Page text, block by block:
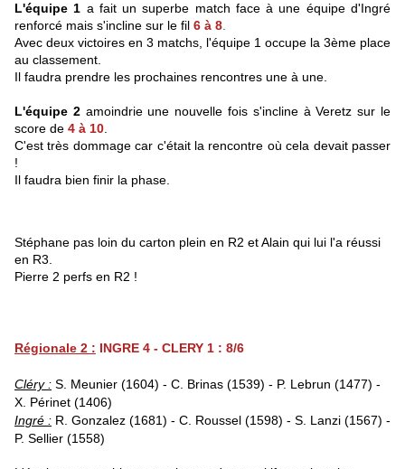
L'équipe 1 a fait un superbe match face à une équipe d'Ingré
renforcé mais s'incline sur le fil 6 à 8
Avec deux victoires en 3 matchs, l'équipe 1 occupe la 3ème place
au classement.
Il faudra prendre les prochaines rencontres une à une.
L'équipe 2amoindrie une nouvelle fois s'incline à Veretz sur le
score de 4 à 10
C'est très dommage car c'était la rencontre où cela devait passer
!
Il faudra bien finir la phase.
Stéphane pas loin du carton plein en R2 et Alain qui lui l'a réussi
en R3.
Pierre 2 perfs en R2 !
Régionale 2 : INGRE 4 - CLERY 1 : 8/6
Cléry : S. Meunier (1604) - C. Brinas (1539) - P. Lebrun (1477) -
X. Périnet (1406)
Ingré : R. Gonzalez (1681) - C. Roussel (1598) - S. Lanzi (1567) -
P. Sellier (1558)